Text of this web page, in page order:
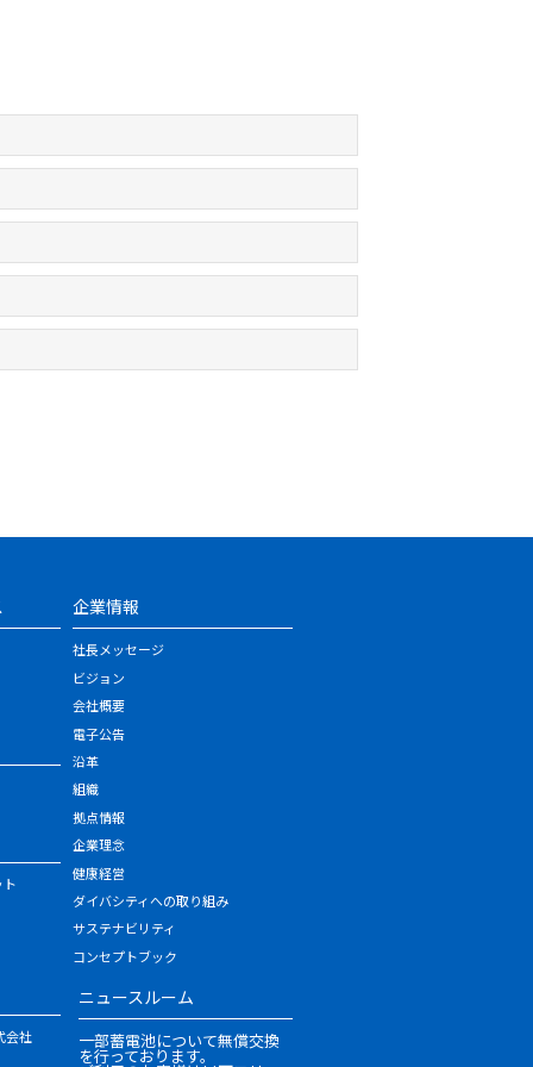
会社
企業情報
社長メッセージ
ビジョン
会社概要
電子公告
沿革
組織
拠点情報
企業理念
健康経営
ダイバシティへの取り組み
サステナビリティ
コンセプトブック
ニュースルーム
一部蓄電池について無償交換
を行っております。